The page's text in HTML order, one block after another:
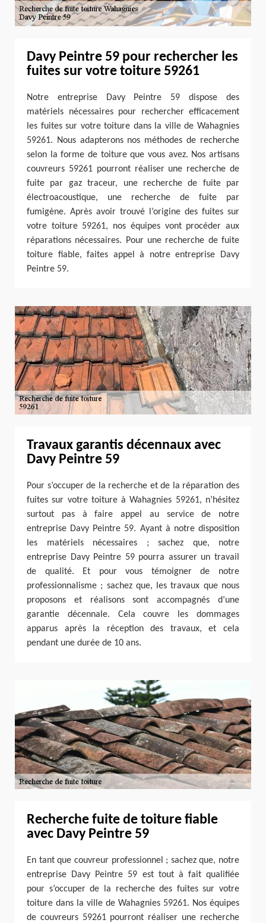
Davy Peintre 59 pour rechercher les
fuites sur votre toiture 59261
Notre entreprise Davy Peintre 59 dispose des
matériels nécessaires pour rechercher efficacement
les fuites sur votre toiture dans la ville de Wahagnies
59261. Nous adapterons nos méthodes de recherche
selon la forme de toiture que vous avez. Nos artisans
couvreurs 59261 pourront réaliser une recherche de
fuite par gaz traceur, une recherche de fuite par
électroacoustique, une recherche de fuite par
fumigène. Après avoir trouvé l’origine des fuites sur
votre toiture 59261, nos équipes vont procéder aux
réparations nécessaires. Pour une recherche de fuite
toiture fiable, faites appel à notre entreprise Davy
Peintre 59.
Travaux garantis décennaux avec
Davy Peintre 59
Pour s’occuper de la recherche et de la réparation des
fuites sur votre toiture à Wahagnies 59261, n’hésitez
surtout pas à faire appel au service de notre
entreprise Davy Peintre 59. Ayant à notre disposition
les matériels nécessaires ; sachez que, notre
entreprise Davy Peintre 59 pourra assurer un travail
de qualité. Et pour vous témoigner de notre
professionnalisme ; sachez que, les travaux que nous
proposons et réalisons sont accompagnés d’une
garantie décennale. Cela couvre les dommages
apparus après la réception des travaux, et cela
pendant une durée de 10 ans.
Recherche fuite de toiture fiable
avec Davy Peintre 59
En tant que couvreur professionnel ; sachez que, notre
entreprise Davy Peintre 59 est tout à fait qualifiée
pour s’occuper de la recherche des fuites sur votre
toiture dans la ville de Wahagnies 59261. Nos équipes
de couvreurs 59261 pourront réaliser une recherche